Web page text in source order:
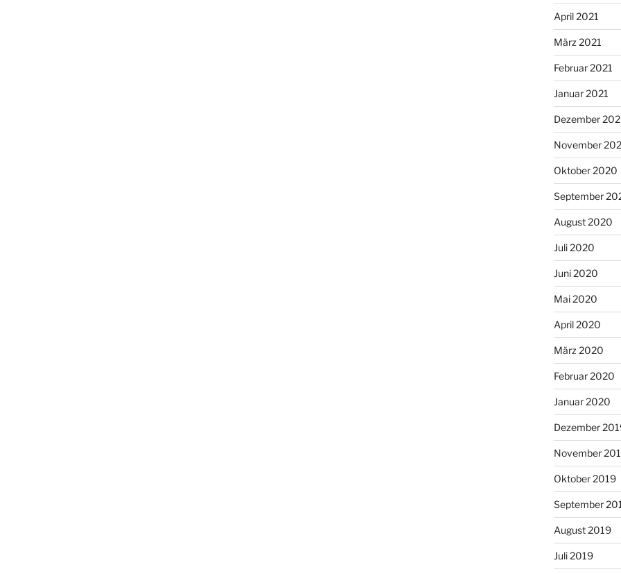
April 2021
März 2021
Februar 2021
Januar 2021
Dezember
November
Oktober 2020
September
August 2020
Juli 2020
Juni 2020
Mai 2020
April 2020
März 2020
Februar 2020
Januar 2020
Dezember
November
Oktober 2019
September
August 2019
Juli 2019